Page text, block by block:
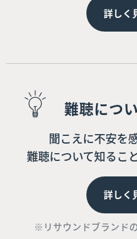
詳しく
難聴につ
聞こえに不安を
難聴について知るこ
詳しく
※リサウンドブランド